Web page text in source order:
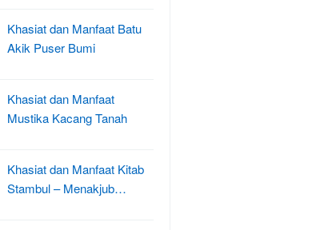
Khasiat dan Manfaat Batu
Akik Puser Bumi
Khasiat dan Manfaat
Mustika Kacang Tanah
Khasiat dan Manfaat Kitab
Stambul – Menakjub…